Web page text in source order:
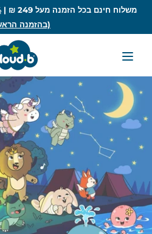
משלוח חינם בכל הזמנה מעל 249 ₪ |
(בהזמנה
חפש